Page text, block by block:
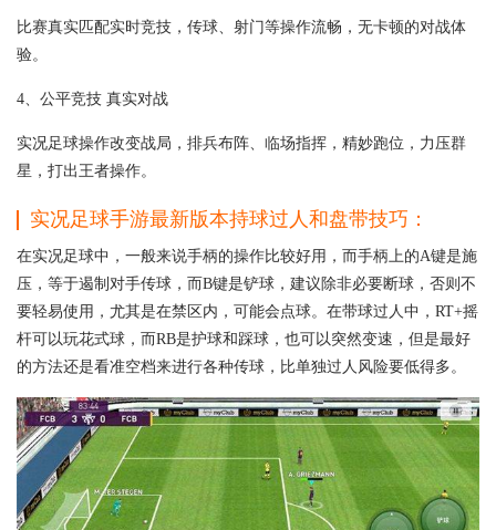
比赛真实匹配实时竞技，传球、射门等操作流畅，无卡顿的对战体
验。
4、公平竞技 真实对战
实况足球操作改变战局，排兵布阵、临场指挥，精妙跑位，力压群
星，打出王者操作。
实况足球手游最新版本持球过人和盘带技巧：
在实况足球中，一般来说手柄的操作比较好用，而手柄上的A键是施
压，等于遏制对手传球，而B键是铲球，建议除非必要断球，否则不
要轻易使用，尤其是在禁区内，可能会点球。在带球过人中，RT+摇
杆可以玩花式球，而RB是护球和踩球，也可以突然变速，但是最好
的方法还是看准空档来进行各种传球，比单独过人风险要低得多。